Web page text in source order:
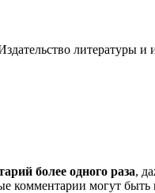
литературы и
более одного раза,
могут быть